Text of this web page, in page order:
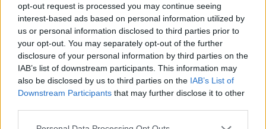
opt-out request is processed you may continue seeing
interest-based ads based on personal information utilized by
us or personal information disclosed to third parties prior to
your opt-out. You may separately opt-out of the further
disclosure of your personal information by third parties on the
IAB’s list of downstream participants. This information may
also be disclosed by us to third parties on the IAB’s List of
Downstream Participants that may further disclose it to other
Adoptez une bonne hygiène personnelle:
Douchez-vous et changez de vêtements après
être sorti, lavez vos cheveux le soir pour éliminer
les grains de pollen accumulés
Installez des purificateurs HEPA: Utilisez des
filtres à haute efficacité dans votre chambre et vos